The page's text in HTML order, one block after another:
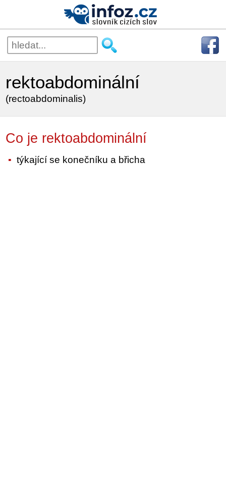
rektoabdominální
(rectoabdominalis)
Co je rektoabdominální
týkající se konečníku a břicha